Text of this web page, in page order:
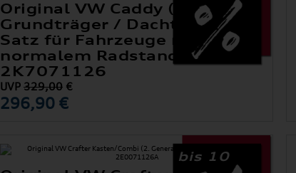
Original VW Caddy (V)
Grundträger / Dachträger
Satz für Fahrzeuge mit
normalem Radstand
2K7071126
UVP329,00 €
296,90 €
bis 10